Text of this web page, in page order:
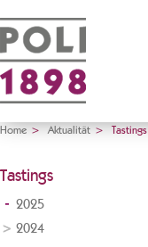
Home > Aktualität > Tastings
Tastings
2025
2024